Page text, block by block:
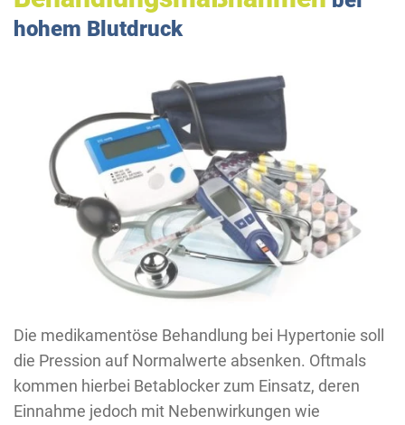
hohem Blutdruck
Die medikamentöse Behandlung bei Hypertonie soll
die Pression auf Normalwerte absenken. Oftmals
kommen hierbei Betablocker zum Einsatz, deren
Einnahme jedoch mit Nebenwirkungen wie